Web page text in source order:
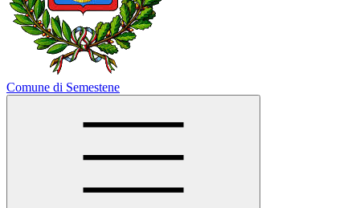
Comune di Semestene